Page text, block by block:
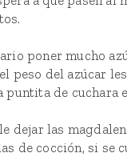
poner mucho
peso del azúcar
puntita de cuchara
dejar las
de cocción, si se